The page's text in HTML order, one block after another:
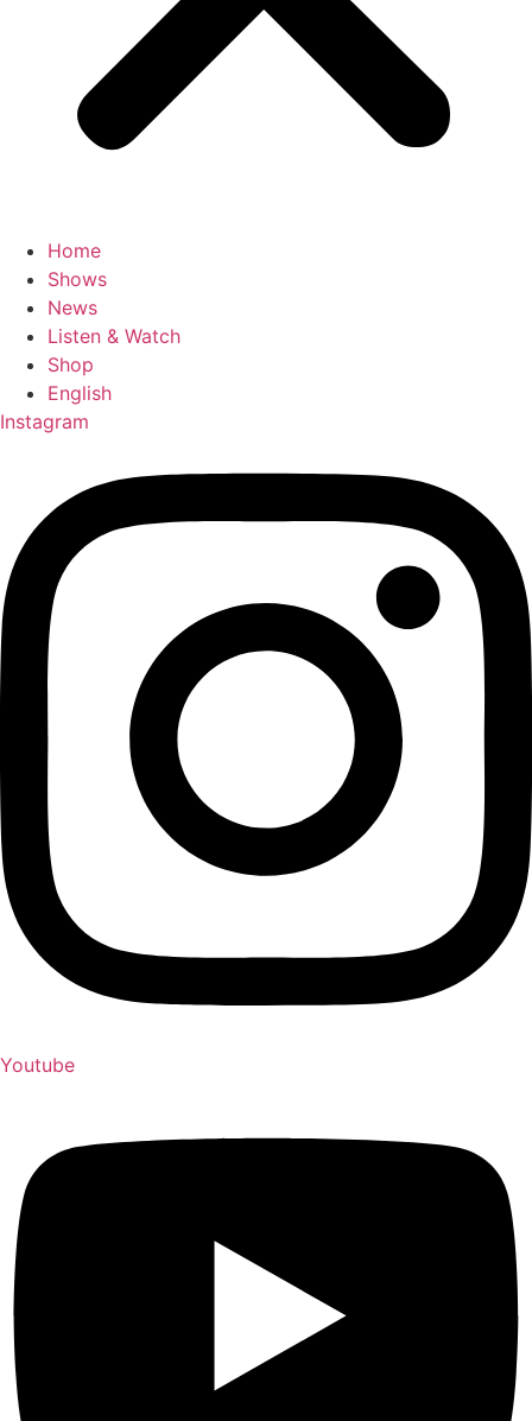
Home
Shows
News
Listen & Watch
Shop
English
Instagram
Youtube